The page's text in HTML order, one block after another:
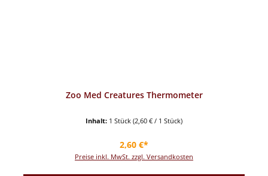
Zoo Med Creatures Thermometer
Inhalt: 1 Stück (2,60 € / 1 Stück)
Regulärer Preis:
2,60 €*
Preise inkl. MwSt. zzgl. Versandkosten